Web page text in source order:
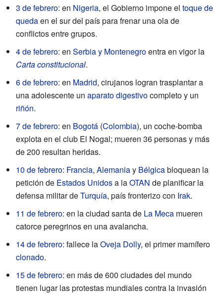
3 de febrero: en Nigeria, el Gobierno impone el toque de
quedaen el sur del país para frenar una ola de
conflictos entre grupos.
4 de febrero: en Serbia y Montenegroentra en vigor la
Carta constitucional.
6 de febrero: en Madrid, cirujanos logran trasplantar a
una adolescente un aparato digestivocompleto y un
riñón.
7 de febrero: en Bogotá (Colombia), un coche-bomba
explota en el club El Nogal; mueren 36 personas y más
de 200 resultan heridas.
10 de febrero: Francia, Alemaniay Bélgicabloquean la
petición de Estados Unidosa laOTAN de planificar la
defensa militar deTurquía, país fronterizo con Irak.
11 de febrero: en la ciudad santa de La Meca mueren
catorce peregrinos en una avalancha.
14 de febrero: fallece laOveja Dolly, el primer mamífero
clonado.
15 de febrero: en más de 600 ciudades del mundo
tienen lugar las protestas mundiales contra la invasión